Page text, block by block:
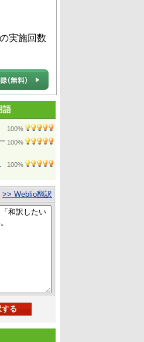
実施回数
語
100%
100%
100%
>> Weblio翻訳